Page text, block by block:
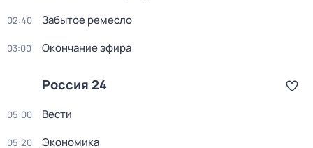
02:40 Забытое ремесло
03:00 Окончание эфира
Россия 24
05:00 Вести
05:20 Экономика